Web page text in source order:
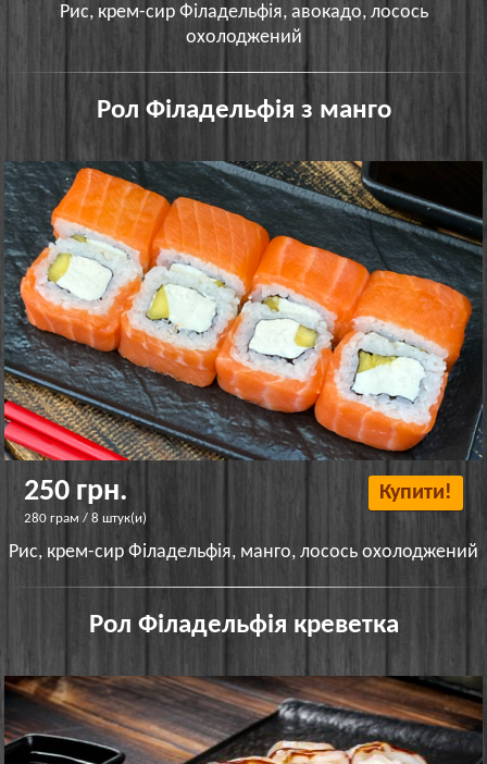
Рис, крем-сир Філадельфія, авокадо, лосось
охолоджений
Рол Філадельфія з манго
250 грн.
280 грам / 8 штук(и)
Купити!
Рис, крем-сир Філадельфія, манго, лосось охолоджений
Рол Філадельфія креветка